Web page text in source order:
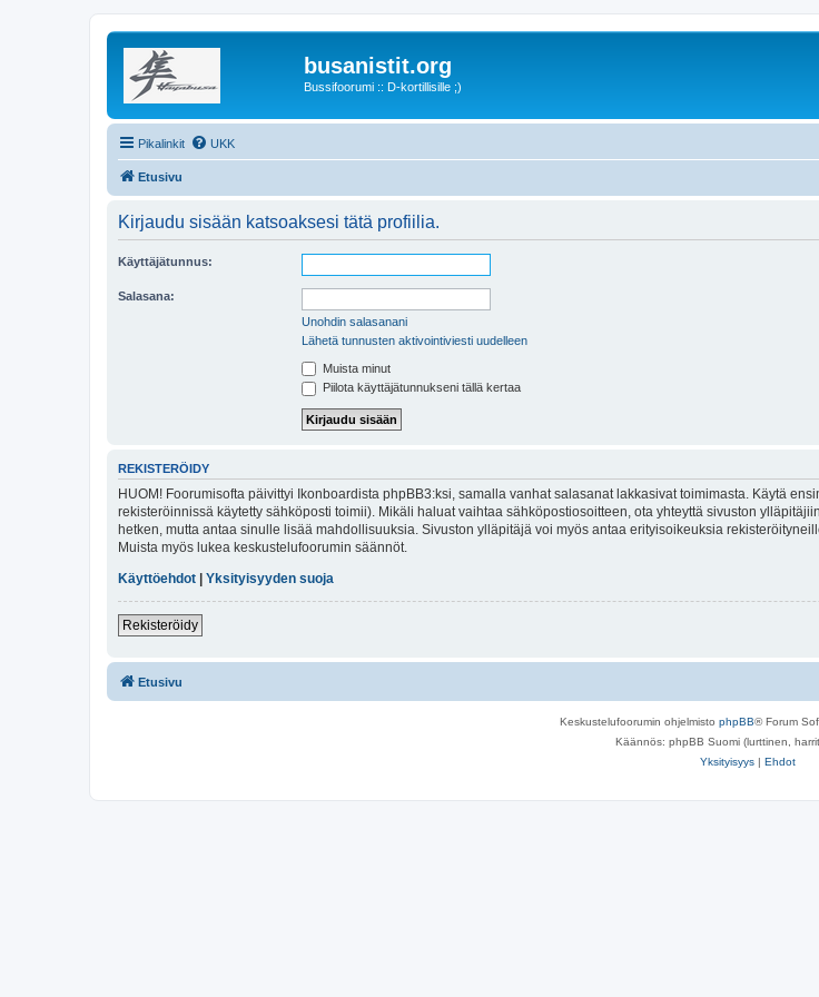
busanistit.org
Bussifoorumi :: D-kortillisille ;)
Pikalinkit UKK
Etusivu
Kirjaudu sisään katsoaksesi tätä profiilia.
Käyttäjätunnus:
Salasana:
Unohdin salasanani
Lähetä tunnusten aktivointiviesti uudelleen
Muista minut
Piilota käyttäjätunnukseni tällä kertaa
REKISTERÖIDY
HUOM! Foorumisofta päivittyi Ikonboardista phpBB3:ksi, samalla vanhat salasanat lakkasivat toimimasta. Käytä
rekisteröinnissä käytetty sähköposti toimii). Mikäli haluat vaihtaa sähköpostiosoitteen, ota yhteyttä sivuston
hetken, mutta antaa sinulle lisää mahdollisuuksia. Sivuston ylläpitäjä voi myös antaa erityisoikeuksia
Muista myös lukea keskustelufoorumin säännöt.
Käyttöehdot
Yksityisyyden suoja
Rekisteröidy
Etusivu
Keskustelufoorumin ohjelmisto phpBB® Forum
Käännös: phpBB Suomi (lurttinen,
Yksityisyys | Ehdot